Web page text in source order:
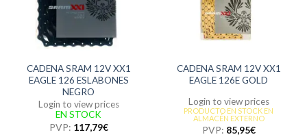
CADENA SRAM 12V XX1
EAGLE 126 ESLABONES
NEGRO
Login to view prices
EN STOCK
PVP: 117,79€
CADENA SRAM 12V XX1
EAGLE 126E GOLD
Login to view prices
PRODUCTO EN STOCK EN
ALMACÉN EXTERNO
PVP: 85,95€